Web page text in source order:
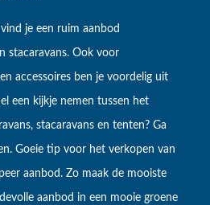
je een ruim aanbod
stacaravans. Ook voor
accessoires ben je voordelig uit
een kijkje nemen tussen het
stacaravans en tenten? Ga
Goeie tip voor het verkopen van
aanbod. Zo maak de mooiste
aanbod in een mooie groene